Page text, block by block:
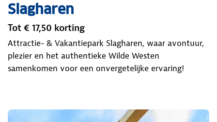
Slagharen
Tot € 17,50 korting
Attractie- & Vakantiepark Slagharen, waar avontuur,
plezier en het authentieke Wilde Westen
samenkomen voor een onvergetelijke ervaring!